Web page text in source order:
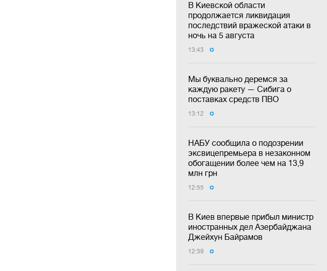
В Киевской области
продолжается ликвидация
последствий вражеской атаки в
ночь на 5 августа
13:43
Мы буквально деремся за
каждую ракету — Сибига о
поставках средств ПВО
13:12
НАБУ сообщила о подозрении
эксвицепремьера в незаконном
обогащении более чем на 13,9
млн грн
12:55
В Киев впервые прибыл министр
иностранных дел Азербайджана
Джейхун Байрамов
12:39